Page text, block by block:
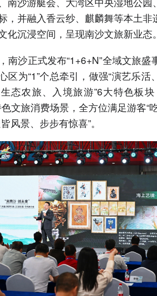
，并融入香云纱、麒麟舞等本土
化沉浸空间，呈现南沙文旅新业态。
南沙正式发布“1+6+N”全域文旅
区为“1”个总牵引，做强“演艺乐
态农旅、入境旅游”6大特色板
色文旅消费场景，全方位满足游客“
风景、步步有惊喜”。